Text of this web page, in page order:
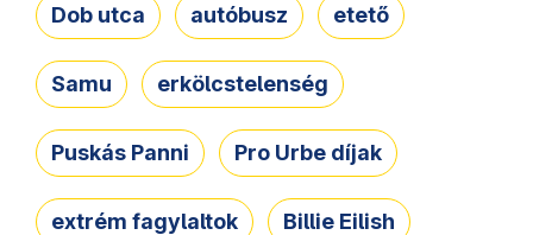
Dob utca autóbusz etető
Samu erkölcstelenség
Puskás Panni Pro Urbe díjak
extrém fagylaltok Billie Eilish